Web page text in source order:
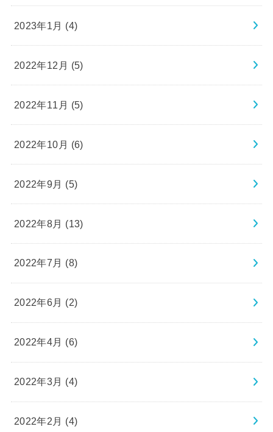
2023年1月 (4)
2022年12月 (5)
2022年11月 (5)
2022年10月 (6)
2022年9月 (5)
2022年8月 (13)
2022年7月 (8)
2022年6月 (2)
2022年4月 (6)
2022年3月 (4)
2022年2月 (4)